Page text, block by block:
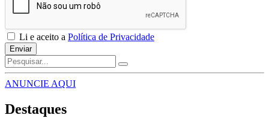
Li e aceito a Política de Privacidade
Enviar
ANUNCIE AQUI
Destaques